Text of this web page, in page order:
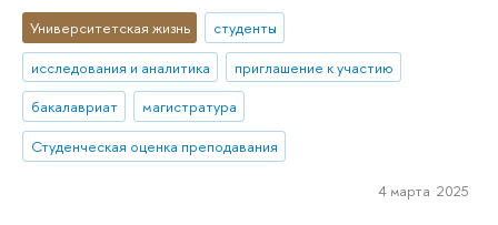
Университетская жизнь
студенты
исследования и аналитика
приглашение к участию
бакалавриат
магистратура
Студенческая оценка преподавания
4 марта 2025